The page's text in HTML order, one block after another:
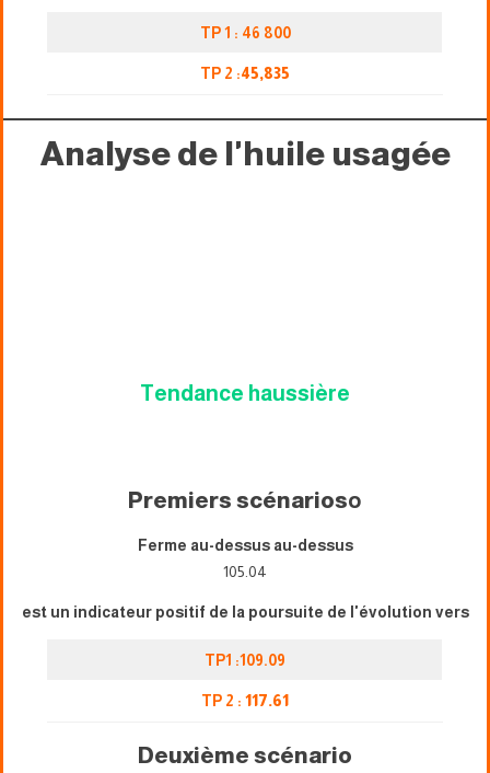
TP 1 : 46 800
TP 2 :45,835
Analyse de l'huile usagée
Tendance haussière
Premiers scénarioso
Ferme au-dessus au-dessus
105.04
est un indicateur positif de la poursuite de l'évolution vers
TP1 :109.09
TP 2 : 117.61
Deuxième scénario